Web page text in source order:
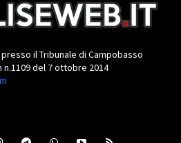
il Tribunale di Campobasso
n.1109 del 7 ottobre 2014